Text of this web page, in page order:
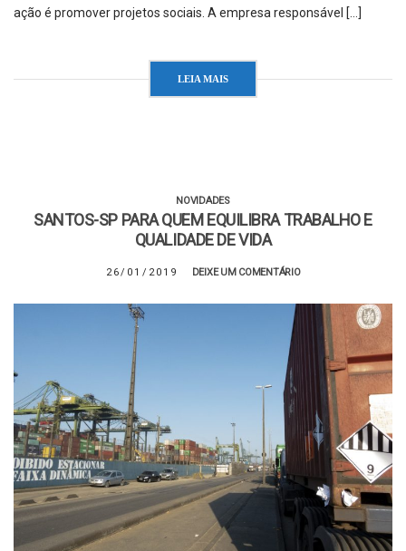
ação é promover projetos sociais. A empresa responsável […]
LEIA MAIS
NOVIDADES
SANTOS-SP PARA QUEM EQUILIBRA TRABALHO E
QUALIDADE DE VIDA
26/01/2019 DEIXE UM COMENTÁRIO